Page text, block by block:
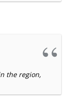
the region,